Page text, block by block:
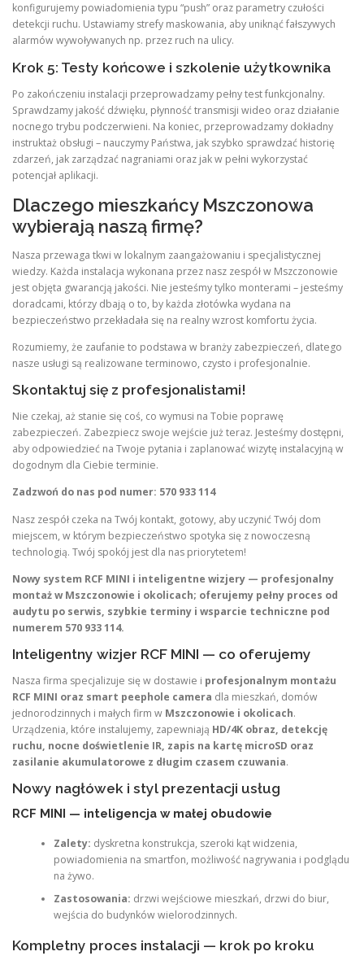
konfigurujemy powiadomienia typu “push” oraz parametry czułości
detekcji ruchu. Ustawiamy strefy maskowania, aby uniknąć fałszywych
alarmów wywoływanych np. przez ruch na ulicy.
Krok 5: Testy końcowe i szkolenie użytkownika
Po zakończeniu instalacji przeprowadzamy pełny test funkcjonalny.
Sprawdzamy jakość dźwięku, płynność transmisji wideo oraz działanie
nocnego trybu podczerwieni. Na koniec, przeprowadzamy dokładny
instruktaż obsługi – nauczymy Państwa, jak szybko sprawdzać historię
zdarzeń, jak zarządzać nagraniami oraz jak w pełni wykorzystać
potencjał aplikacji.
Dlaczego mieszkańcy Mszczonowa
wybierają naszą firmę?
Nasza przewaga tkwi w lokalnym zaangażowaniu i specjalistycznej
wiedzy. Każda instalacja wykonana przez nasz zespół w Mszczonowie
jest objęta gwarancją jakości. Nie jesteśmy tylko monterami – jesteśmy
doradcami, którzy dbają o to, by każda złotówka wydana na
bezpieczeństwo przekładała się na realny wzrost komfortu życia.
Rozumiemy, że zaufanie to podstawa w branży zabezpieczeń, dlatego
nasze usługi są realizowane terminowo, czysto i profesjonalnie.
Skontaktuj się z profesjonalistami!
Nie czekaj, aż stanie się coś, co wymusi na Tobie poprawę
zabezpieczeń. Zabezpiecz swoje wejście już teraz. Jesteśmy dostępni,
aby odpowiedzieć na Twoje pytania i zaplanować wizytę instalacyjną w
dogodnym dla Ciebie terminie.
Zadzwoń do nas pod numer: 570 933 114
Nasz zespół czeka na Twój kontakt, gotowy, aby uczynić Twój dom
miejscem, w którym bezpieczeństwo spotyka się z nowoczesną
technologią. Twój spokój jest dla nas priorytetem!
Nowy system RCF MINI i inteligentne wizjery — profesjonalny
montaż w Mszczonowie i okolicach; oferujemy pełny proces od
audytu po serwis, szybkie terminy i wsparcie techniczne pod
numerem 570 933 114.
Inteligentny wizjer RCF MINI — co oferujemy
Nasza firma specjalizuje się w dostawie i profesjonalnym montażu
RCF MINI oraz smart peephole camera dla mieszkań, domów
jednorodzinnych i małych firm w Mszczonowie i okolicach.
Urządzenia, które instalujemy, zapewniają HD/4K obraz, detekcję
ruchu, nocne doświetlenie IR, zapis na kartę microSD oraz
zasilanie akumulatorowe z długim czasem czuwania.
Nowy nagłówek i styl prezentacji usług
RCF MINI — inteligencja w małej obudowie
Zalety: dyskretna konstrukcja, szeroki kąt widzenia,
powiadomienia na smartfon, możliwość nagrywania i podglądu
na żywo.
Zastosowania: drzwi wejściowe mieszkań, drzwi do biur,
wejścia do budynków wielorodzinnych.
Kompletny proces instalacji — krok po kroku